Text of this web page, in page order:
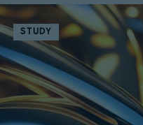
STUDY